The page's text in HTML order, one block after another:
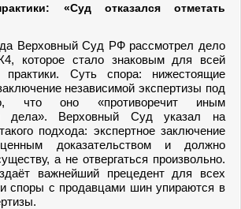
«Суд отказался отметать
Верховный Суд РФ рассмотрел дело
которое стало знаковым для всей
практики. Суть спора: нижестоящие
независимой экспертизы под
что оно «противоречит иным
дела». Верховный Суд указал на
подхода: экспертное заключение
доказательством и должно
а не отвергаться произвольно.
важнейший прецедент для всех
споры с продавцами шин упираются в